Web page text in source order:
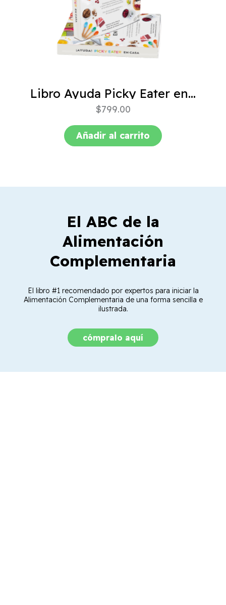
Libro Ayuda Picky Eater en casa
$799.00
Añadir al carrito
El ABC de la
Alimentación
Complementaria
El libro #1 recomendado por expertos para iniciar la
Alimentación Complementaria de una forma sencilla e
ilustrada.
cómpralo aquí